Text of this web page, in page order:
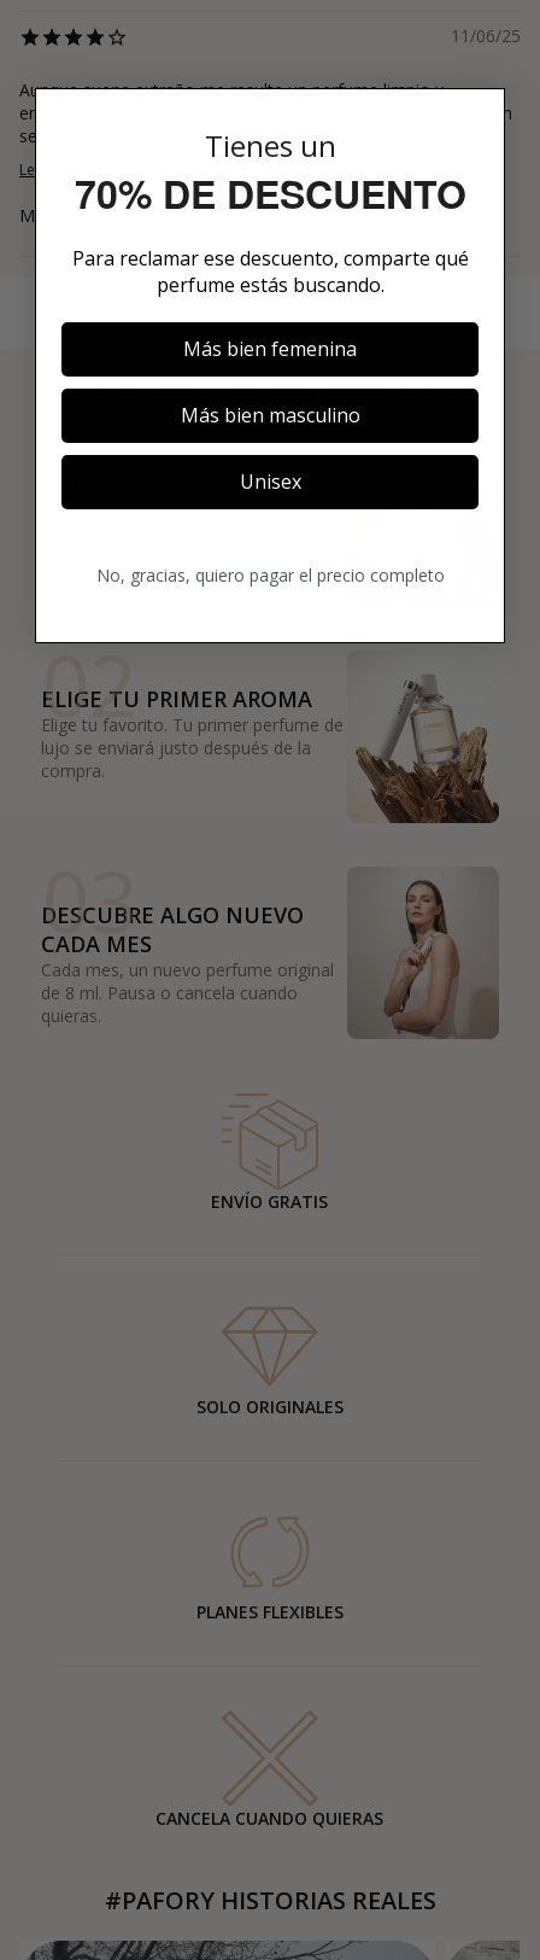
11/06/25
Aunque suene extraño me resulta un perfume limpio y
empolvado pero al mismo tiempo nocturno y seductor. Con un
secado amaderado. Me ha gustado mucho!!...
Leer más
Maria
3 PASOS PARA HACERTE MIEMBRO
01
ENCUENTRA LO QUE TE
GUSTA
02
ELIGE TU PRIMER AROMA
Elige tu favorito. Tu primer perfume de
lujo se enviará justo después de la
compra.
03
DESCUBRE ALGO NUEVO
CADA MES
Cada mes, un nuevo perfume original
de 8 ml. Pausa o cancela cuando
quieras.
ENVÍO GRATIS
SOLO ORIGINALES
PLANES FLEXIBLES
CANCELA CUANDO QUIERAS
#PAFORY HISTORIAS REALES
Tienes un
70% DE DESCUENTO
Para reclamar ese descuento, comparte qué
perfume estás buscando.
Más bien femenina
Más bien masculino
Unisex
No, gracias, quiero pagar el precio completo